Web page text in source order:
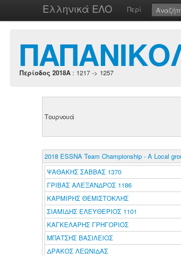
Ελληνικά ΕΛΟ Περί
Περίοδος 2018A : 1217 -> 1257
Τουρνουά
2018 ESSNA Team Championship - A Local
ΨΑΘΑΚΗΣ ΣΑΒΒΑΣ 1370
ΓΡΙΒΑΣ ΑΛΕΞΑΝΔΡΟΣ 1186
ΚΑΡΜΙΡΗΣ ΘΕΜΙΣΤΟΚΛΗΣ
ΣΙΑΜΙΔΗΣ ΕΛΕΥΘΕΡΙΟΣ 1101
ΚΑΓΚΕΛΑΡΗΣ ΓΡΗΓΟΡΙΟΣ
ΜΠΑΤΣΗΣ ΒΑΣΙΛΕΙΟΣ
ΔΡΑΚΟΣ ΛΕΩΝΙΔΑΣ